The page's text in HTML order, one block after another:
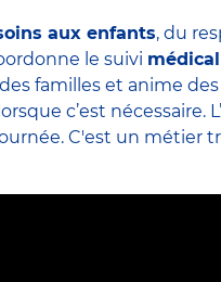
aux enfants, du
le suivi médical
familles et anime
c’est nécessaire.
C'est un métier